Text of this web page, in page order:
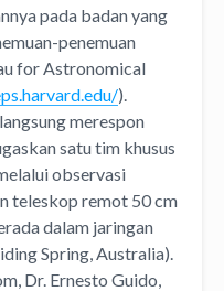
pada badan yang
penemuan
for Astronomical
).
merespon
satu tim khusus
observasi
teleskop remot 50 cm
dalam jaringan
Spring, Australia).
Dr. Ernesto Guido,